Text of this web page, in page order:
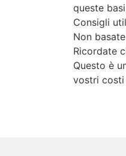
queste
Consigli
Non
Ricordate
Questo è
vostri costi